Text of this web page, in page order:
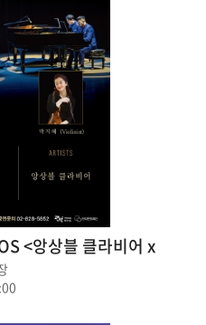
<앙상블 클라비어 x
라>